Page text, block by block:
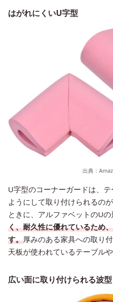
はがれにくいU字型
出典：
U字型のコーナーガードは、
ようにして取り付けられるの
ときに、アルファベットのUの
く、耐久性に優れているため
す。厚みのある家具への取り
天板が使われているテーブル
広い面に取り付けられる波型